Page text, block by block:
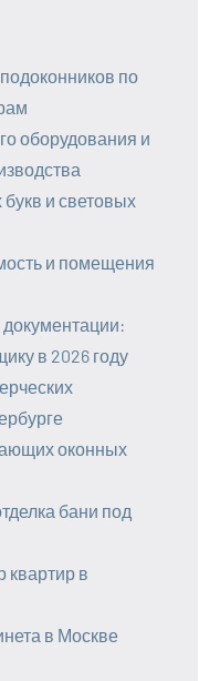
по
оборудования и
и световых
и помещения
в 2026 году
оконных
бани под
в
в Москве